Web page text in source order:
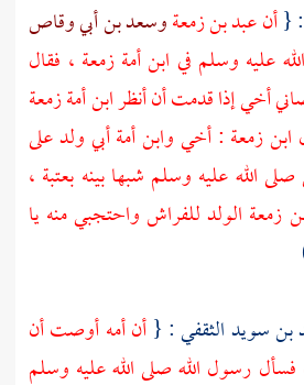
: {أنعبد بن زمعةوسعد بن أبي وقاص
عليه وسلم في ابن أمة زمعة ، فقال
أخي إذا قدمت أن أنظرابن أمة زمعة
ابن زمعة : أخي وابن أمة أبي ولد على
الله عليه وسلم شبها بينه بعتبة ،
زمعة الولد للفراش واحتجبي منه يا
بن سويد الثقفي: {أن أمه أوصت أن
فسأل رسول الله صلى الله عليه وسلم